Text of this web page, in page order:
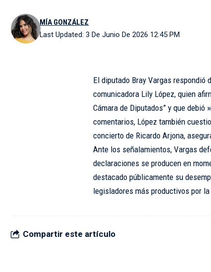
Last Updated: 3 De Junio De 2026 12:45 PM
MÍA GONZÁLEZ
El diputado Bray Vargas respondió
comunicadora Lily López, quien
Cámara de Diputados” y que
comentarios, López también
concierto de Ricardo Arjona,
Ante los señalamientos, Vargas
declaraciones se producen en
destacado públicamente su
legisladores más productivos por
Compartir este artículo